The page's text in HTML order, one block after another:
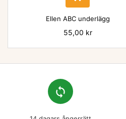
Ellen ABC underlägg
Pris
55,00 kr
loop